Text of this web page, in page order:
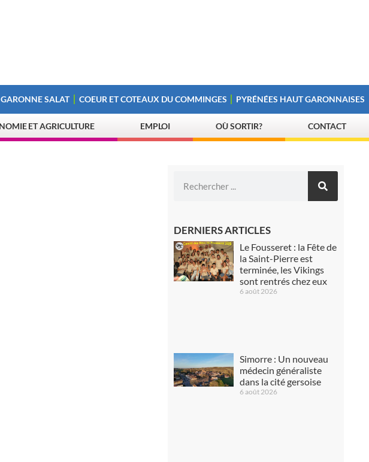
SALAT COEUR ET COTEAUX DU COMMINGES PYRÉNÉES HAUT GARONNAISES
ET AGRICULTURE EMPLOI OÙ SORTIR? CONTACT
DERNIERS ARTICLES
Le Fousseret : la Fête de
la Saint-Pierre est
terminée, les Vikings
sont rentrés chez eux
6 août 2026
Simorre : Un nouveau
médecin généraliste
dans la cité gersoise
6 août 2026